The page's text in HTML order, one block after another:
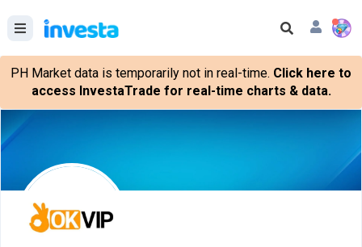
PH Market data is temporarily not in real-time. Click here to
access InvestaTrade for real-time charts & data.